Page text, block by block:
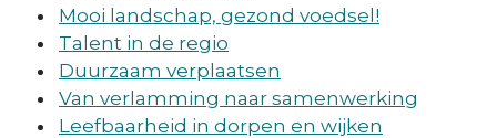
Mooi landschap, gezond voedsel!
Talent in de regio
Duurzaam verplaatsen
Van verlamming naar samenwerking
Leefbaarheid in dorpen en wijken